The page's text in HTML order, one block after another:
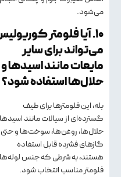
می‌شود.
۱۰. آیا فلومتر کوریولیس
می‌تواند برای سایر
مایعات مانند اسیدها و
حلال‌ها استفاده شود؟
بله، این فلومترها برای طیف
گسترده‌ای از سیالات مانند اسیدها،
حلال‌ها، روغن‌ها، سوخت‌ها و حتی
گازهای فشرده قابل استفاده
هستند، به شرطی که جنس لوله‌های
فلومتر مناسب انتخاب شود.